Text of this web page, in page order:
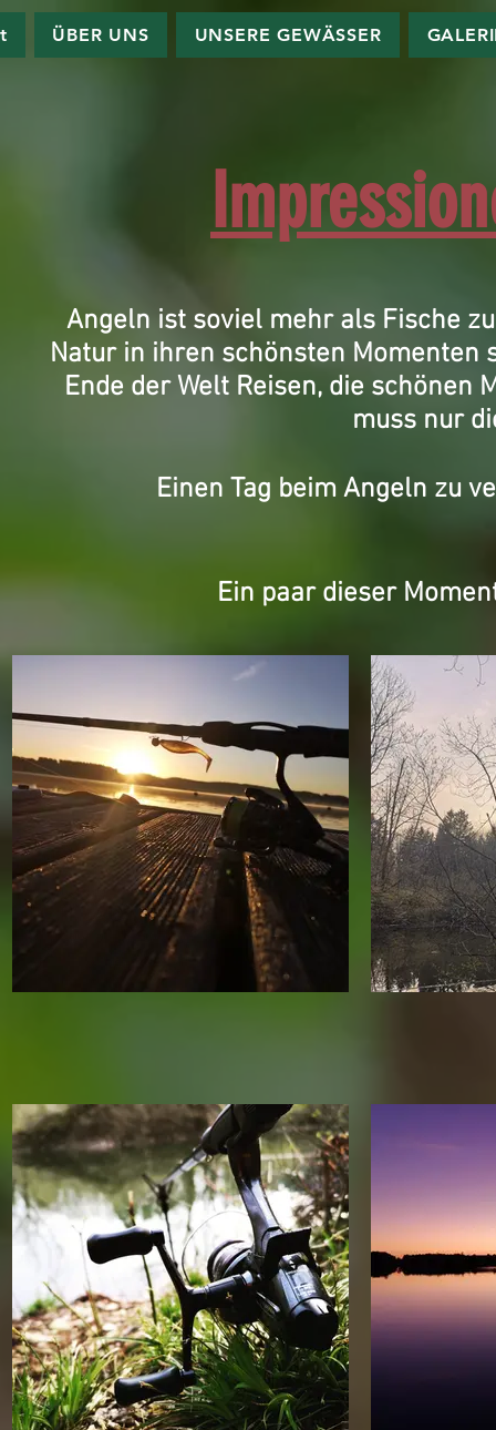
ÜBER UNS UNSERE GEWÄSSER
Angeln ist soviel mehr als Fische
Natur in ihren schönsten Momenten
Ende der Welt Reisen, die
muss nur
Einen Tag beim Angeln zu
Ein paar dieser